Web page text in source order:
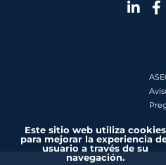
Este sitio web utiliza cookies
para mejorar la experiencia
usuario a través de su
navegación.